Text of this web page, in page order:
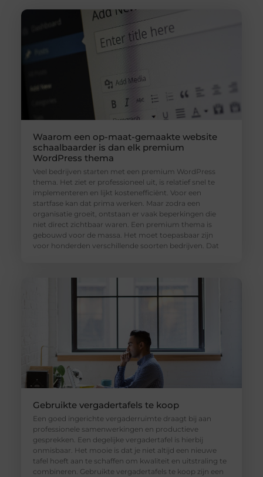
Waarom een op-maat-gemaakte website
schaalbaarder is dan elk premium
WordPress thema
Veel bedrijven starten met een premium WordPress
thema. Het ziet er professioneel uit, is relatief snel te
implementeren en lijkt kostenefficiënt. Voor een
startfase kan dat prima werken. Maar zodra een
organisatie groeit, ontstaan er vaak beperkingen die
niet direct zichtbaar waren. Een premium thema is
gebouwd voor de massa. Het moet toepasbaar zijn
voor honderden verschillende soorten bedrijven. Dat
Gebruikte vergadertafels te koop
Een goed ingerichte vergaderruimte draagt bij aan
professionele samenwerkingen en productieve
gesprekken. Een degelijke vergadertafel is hierbij
onmisbaar. Het mooie is dat je niet altijd een nieuwe
tafel hoeft aan te schaffen om kwaliteit en uitstraling te
combineren. Gebruikte vergadertafels te koop zijn een